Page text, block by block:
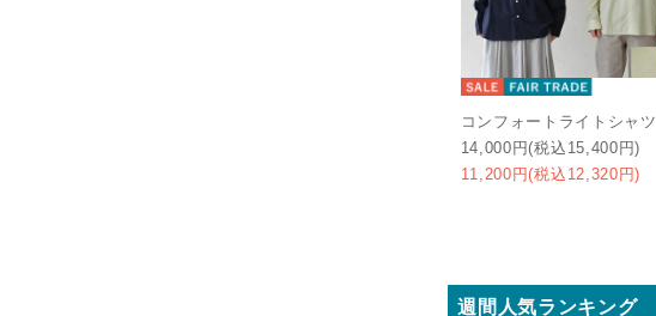
コンフォートライトシャツ
14,000円(税込15,400円)
11,200円(税込12,320円)
週間人気ランキング